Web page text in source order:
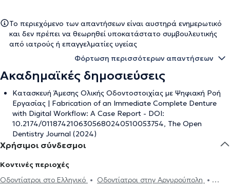
Το περιεχόμενο των απαντήσεων είναι αυστηρά ενημερωτικό
και δεν πρέπει να θεωρηθεί υποκατάστατο συμβουλευτικής
από ιατρούς ή επαγγελματίες υγείας
Φόρτωση περισσότερων απαντήσεων
Ακαδημαϊκές δημοσιεύσεις
Κατασκευή Άμεσης Ολικής Οδοντοστοιχίας με Ψηφιακή Ροή
Εργασίας | Fabrication of an Immediate Complete Denture
with Digital Workflow: A Case Report - DOI:
10.2174/0118742106305680240510053754, The Open
Dentistry Journal (2024)
Χρήσιμοι σύνδεσμοι
Κοντινές περιοχές
Οδοντίατροι στο Ελληνικό
Οδοντίατροι στην Αργυρούπολη